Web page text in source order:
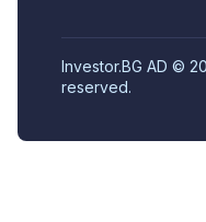
Investor.BG AD ©
reserved.